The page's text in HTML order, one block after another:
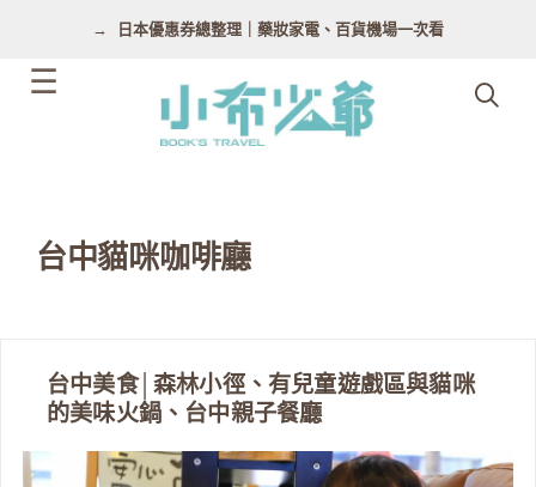
日本優惠券總整理｜藥妝家電、百貨機場一次看
台中貓咪咖啡廳
台中美食│森林小徑、有兒童遊戲區與貓咪
的美味火鍋、台中親子餐廳